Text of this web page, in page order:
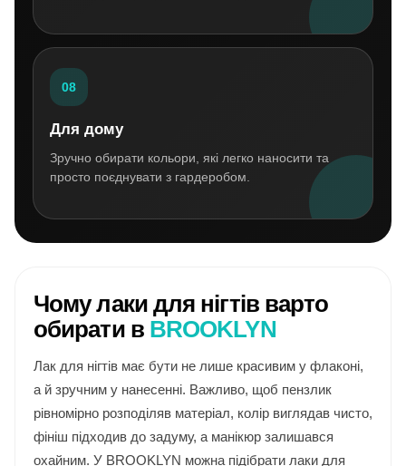
08
Для дому
Зручно обирати кольори, які легко наносити та
просто поєднувати з гардеробом.
Чому лаки для нігтів варто
обирати в BROOKLYN
Лак для нігтів має бути не лише красивим у флаконі,
а й зручним у нанесенні. Важливо, щоб пензлик
рівномірно розподіляв матеріал, колір виглядав чисто,
фініш підходив до задуму, а манікюр залишався
охайним. У BROOKLYN можна підібрати лаки для